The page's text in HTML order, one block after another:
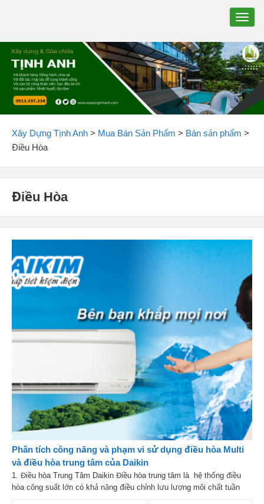
Xây Dựng Tịnh Anh > Mua Bán Sản Phẩm > Bán sản phẩm >
Điều Hòa
Điều Hòa
Phân tích công năng và phạm vi sử dụng điều hòa Multi
và điều hòa trung tâm của Daikin
1. Điều hòa Trung Tâm Daikin Điều hòa trung tâm là hệ thống điều
hòa công suất lớn có khả năng điều chỉnh lưu lượng môi chất tuần